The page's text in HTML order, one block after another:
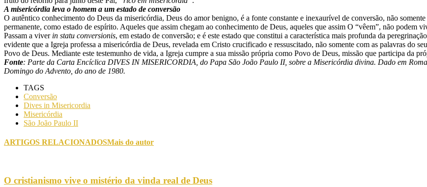
A misericórdia leva o homem a um estado de conversão
O autêntico conhecimento do Deus da misericórdia, Deus do amor benigno, é a fonte constante e inexaurível de conversão, não
permanente, como estado de espírito. Aqueles que assim chegam ao conhecimento de Deus, aqueles que assim O “vêem”, não podem
Passam a viver in statu conversionis, em estado de conversão; e é este estado que constitui a característica mais profunda da
evidente que a Igreja professa a misericórdia de Deus, revelada em Cristo crucificado e ressuscitado, não somente com as palavras do
Povo de Deus. Mediante este testemunho de vida, a Igreja cumpre a sua missão própria como Povo de Deus, missão que participa da
Fonte: Parte da Carta Encíclica DIVES IN MISERICORDIA, do Papa São João Paulo II, sobre a Misericórdia divina. Dado em
Domingo do Advento, do ano de 1980.
TAGS
Conversão
Dives in Misericordia
Misericórdia
São João Paulo II
ARTIGOS RELACIONADOSMais do autor
O cristianismo vive o mistério da vinda real de Deus